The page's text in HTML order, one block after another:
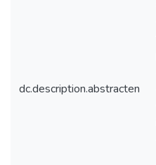
dc.description.abstracten